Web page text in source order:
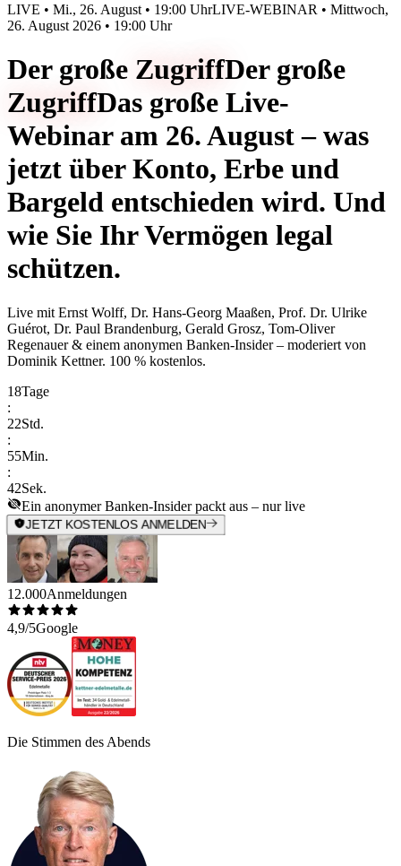
LIVE • Mi., 26. August • 19:00 UhrLIVE-WEBINAR • Mittwoch,
26. August 2026 • 19:00 Uhr
Der große ZugriffDer große
ZugriffDas große Live-
Webinar am 26. August – was
jetzt über Konto, Erbe und
Bargeld entschieden wird. Und
wie Sie Ihr Vermögen legal
schützen.
Live mit Ernst Wolff, Dr. Hans-Georg Maaßen, Prof. Dr. Ulrike
Guérot, Dr. Paul Brandenburg, Gerald Grosz, Tom-Oliver
Regenauer & einem anonymen Banken-Insider– moderiert von
Dominik Kettner. 100 % kostenlos.
18Tage
:
22Std.
:
55Min.
:
42Sek.
Ein anonymer Banken-Insider packt aus – nur live
JETZT KOSTENLOS ANMELDEN
12.000Anmeldungen
4,9/5Google
Die Stimmen des Abends